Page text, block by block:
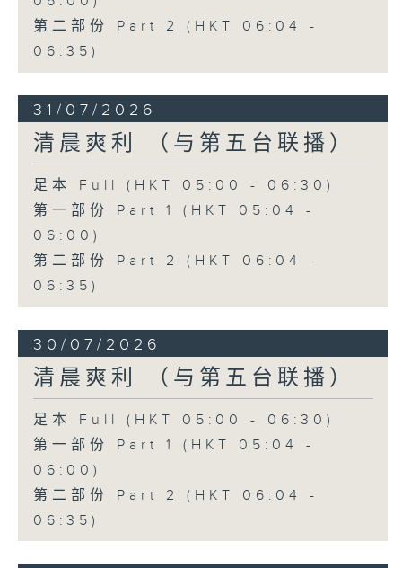
第二部份 Part 2 (HKT 06:04 -
06:35)
31/07/2026
清晨爽利 （与第五台联播）
足本 Full (HKT 05:00 - 06:30)
第一部份 Part 1 (HKT 05:04 -
06:00)
第二部份 Part 2 (HKT 06:04 -
06:35)
30/07/2026
清晨爽利 （与第五台联播）
足本 Full (HKT 05:00 - 06:30)
第一部份 Part 1 (HKT 05:04 -
06:00)
第二部份 Part 2 (HKT 06:04 -
06:35)